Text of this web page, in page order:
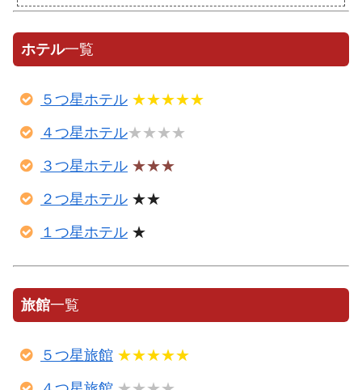
ホテル一覧
５つ星ホテル ★★★★★
４つ星ホテル★★★★
３つ星ホテル ★★★
２つ星ホテル ★★
１つ星ホテル ★
旅館一覧
５つ星旅館 ★★★★★